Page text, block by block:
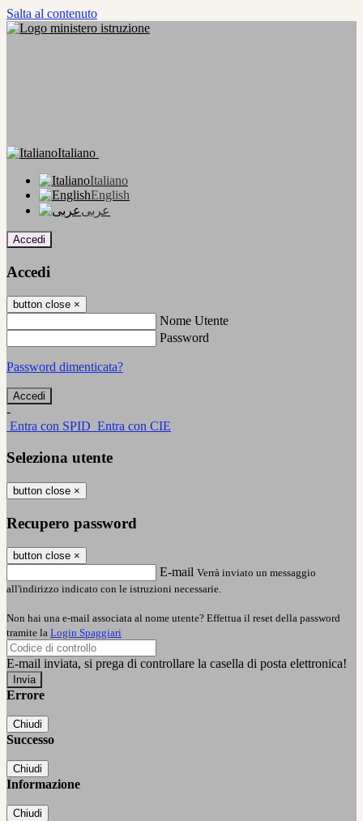
Salta al contenuto
Italiano
Italiano
English
عربى
Accedi
Accedi
button close ×
Nome Utente
Password
Password dimenticata?
-
Entra con SPID Entra con CIE
Seleziona utente
button close ×
Recupero password
button close ×
E-mail Verrà inviato un messaggio
all'indirizzo indicato con le istruzioni necessarie.
Non hai una e-mail associata al nome utente? Effettua il reset della password
tramite la Login Spaggiari
E-mail inviata, si prega di controllare la casella di posta elettronica!
Errore
Chiudi
Successo
Chiudi
Informazione
Chiudi